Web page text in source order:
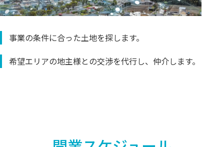
事業の条件に合った土地を探します。
希望エリアの地主様との交渉を代行し、仲介します。